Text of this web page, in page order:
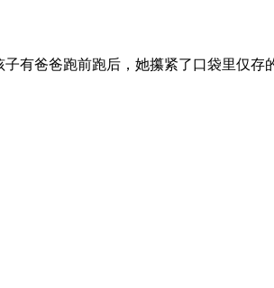
有爸爸跑前跑后，她攥紧了口袋里仅